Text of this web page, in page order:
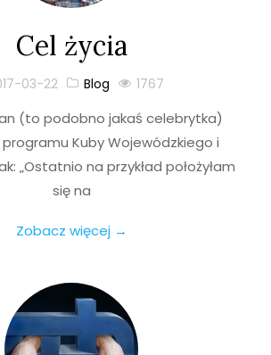
Cel życia
03-22 Blog 1767
(to podobno jakaś celebrytka)
programu Kuby Wojewódzkiego i
„Ostatnio na przykład położyłam
się na
Zobacz więcej →